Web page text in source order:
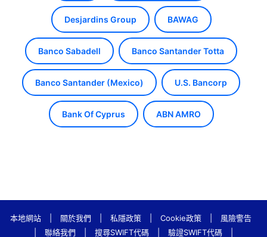
Desjardins Group BAWAG
Banco Sabadell Banco Santander Totta
Banco Santander (Mexico) U.S. Bancorp
Bank Of Cyprus ABN AMRO
本地網站 關於我們 私隱政策 Cookie政策
風險警告
聯絡我們 搜尋SWIFT代碼 驗證SWIFT代碼